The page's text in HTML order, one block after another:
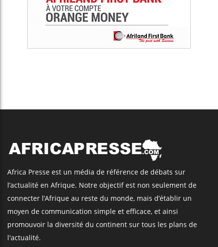
Africa Presse est un média de référence de débats sur
l’actualité en Afrique. Notre objectif est non seulement de
connecter l’Afrique au reste du monde, mais d’établir un
moyen de communication simple et efficace, et ainsi
promouvoir la diversité du continent sur tous les plans de
l'actualité.